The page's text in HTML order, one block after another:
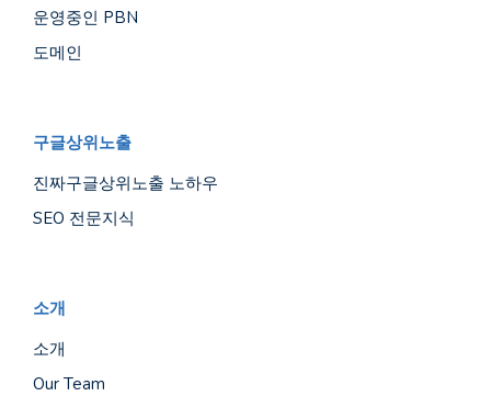
운영중인 PBN
도메인
구글상위노출
진짜구글상위노출 노하우
SEO 전문지식
소개
소개
Our Team